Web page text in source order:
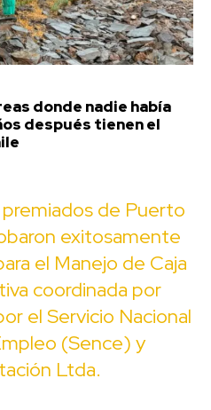
donde nadie había
después tienen el
de Puerto
exitosamente
el Manejo de Caja
coordinada por
el Servicio Nacional
(Sence) y
Ltda.